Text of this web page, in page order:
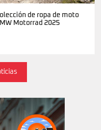
de ropa de moto
Motorrad 2025